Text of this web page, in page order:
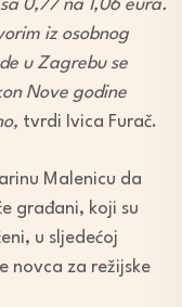
0,77 na 1,06 eura.
iz osobnog
u Zagrebu se
Nove godine
tvrdi Ivica Furač.
Malenicu da
građani, koji su
u sljedećoj
novca za režijske